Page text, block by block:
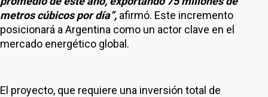
metros cúbicos por día”, afirmó. Este incremento
posicionará a Argentina como un actor clave en el
mercado energético global.
El proyecto, que requiere una inversión total de